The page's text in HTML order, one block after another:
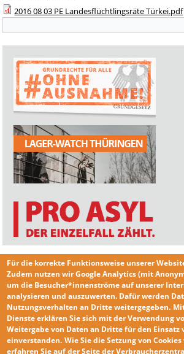
2016 08 03 PE Landesflüchtlingsräte Türkei.pdf
Suchformular
KONTAKT
IMPRESSUM
DATENSCHUTZERKLÄRUNG
Für die korrekte Funktionsweise unserer
Zudem nutzen wirGoogle Analytics(mit
um die Besucher*innenströme auf unserer
analysieren und auszuwerten. Dafür werden
Nutzungsverhalten an Dritte weitergegeben.
Dienste erklären Sie sich mit derVerwendung
Weitergabe von Daten an Dritte für den Einsatz
einverstanden. Wie Sie dieSetzung von Cookies
erfahren Sie auf der Seite der